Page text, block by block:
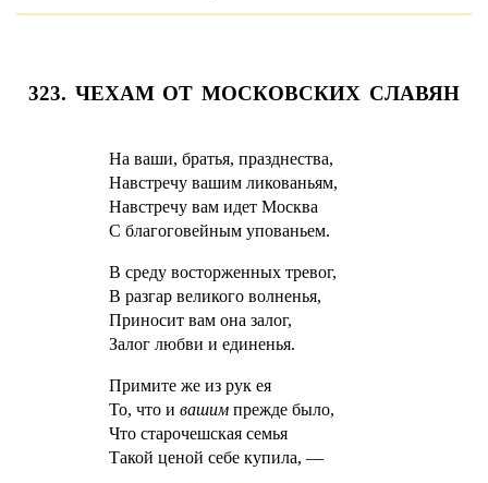
323. ЧЕХАМ ОТ МОСКОВСКИХ СЛАВЯН
На ваши, братья, празднества,
Навстречу вашим ликованьям,
Навстречу вам идет Москва
С благоговейным упованьем.
В среду восторженных тревог,
В разгар великого волненья,
Приносит вам она залог,
Залог любви и единенья.
Примите же из рук ея
То, что и вашим прежде было,
Что старочешская семья
Такой ценой себе купила, —